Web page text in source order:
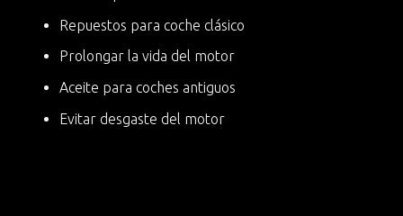
Repuestos para coche clásico
Prolongar la vida del motor
Aceite para coches antiguos
Evitar desgaste del motor